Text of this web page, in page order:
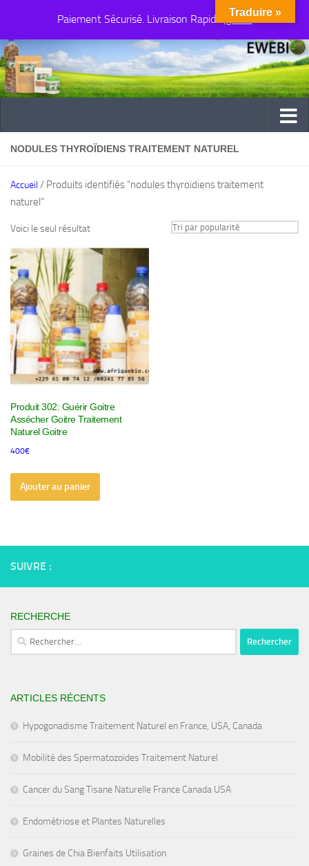
Paiement Sécurisé. Livraison Rapide Ignorer
Au dessous du contenu
NODULES THYROÏDIENS TRAITEMENT NATUREL
Accueil / Produits identifiés “nodules thyroïdiens traitement
naturel”
Voici le seul résultat
Produit 302: Guérir Goitre
Assécher Goitre Traitement
Naturel Goitre
400€
Ajouter au panier
SUIVRE :
RECHERCHE
Rechercher :
ARTICLES RÉCENTS
Hypogonadisme Traitement Naturel en France, USA, Canada
Mobilité des Spermatozoïdes Traitement Naturel
Cancer du Sang Tisane Naturelle France Canada USA
Endométriose et Plantes Naturelles
Graines de Chia Bienfaits Utilisation
Traduire »